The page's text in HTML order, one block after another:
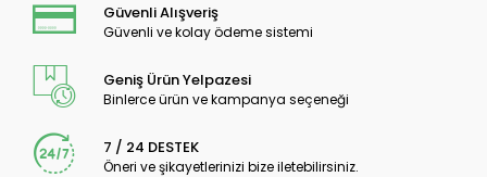
Güvenli Alışveriş
Güvenli ve kolay ödeme sistemi
Geniş Ürün Yelpazesi
Binlerce ürün ve kampanya seçeneği
7 / 24 DESTEK
Öneri ve şikayetlerinizi bize iletebilirsiniz.